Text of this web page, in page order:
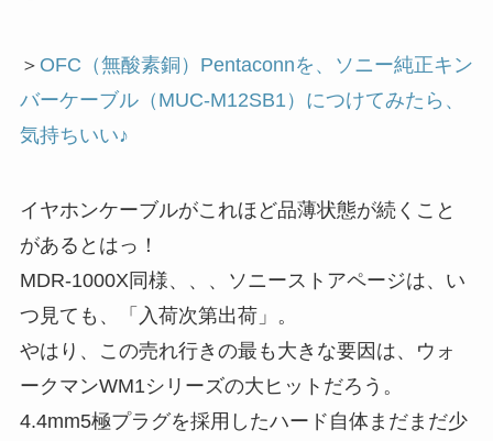
＞ OFC（無酸素銅）Pentaconnを、ソニー純正キン
バーケーブル（MUC-M12SB1）につけてみたら、
気持ちいい♪
イヤホンケーブルがこれほど品薄状態が続くこと
があるとはっ！
MDR-1000X同様、、、ソニーストアページは、い
つ見ても、「入荷次第出荷」。
やはり、この売れ行きの最も大きな要因は、ウォ
ークマンWM1シリーズの大ヒットだろう。
4.4mm5極プラグを採用したハード自体まだまだ少